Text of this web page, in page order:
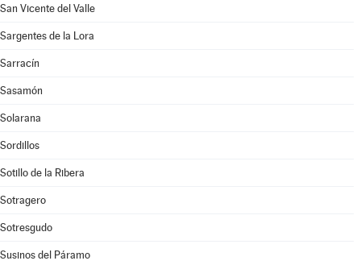
San Vicente del Valle
Sargentes de la Lora
Sarracín
Sasamón
Solarana
Sordillos
Sotillo de la Ribera
Sotragero
Sotresgudo
Susinos del Páramo